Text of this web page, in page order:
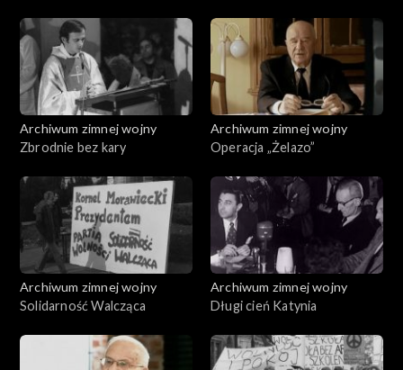
Archiwum zimnej wojny
Zbrodnie bez kary
Archiwum zimnej wojny
Operacja „Żelazo”
Archiwum zimnej wojny
Solidarność Walcząca
Archiwum zimnej wojny
Długi cień Katynia